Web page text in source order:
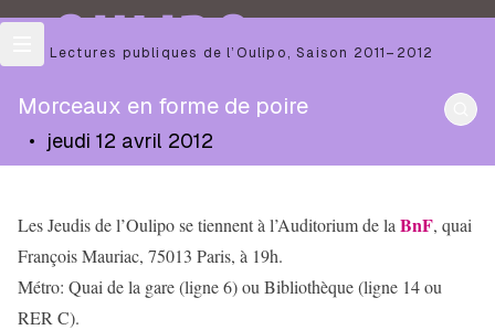
OULIPO
Les Lectures publiques de l’Oulipo ,Saison 2011–2012
Morceaux en forme de poire
• jeudi 12 avril 2012
Les Jeudis de l’Oulipo se tiennent à l’Auditorium de la BnF, quai
François Mauriac, 75013 Paris, à 19h.
Métro: Quai de la gare (ligne 6) ou Bibliothèque (ligne 14 ou
RER C).